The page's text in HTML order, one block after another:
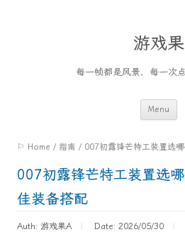
游戏果
每一帧都是风景，每一次
Menu
⚐ Home / 指南 / 007初露锋芒特工装置选
007初露锋芒特工装置选
佳装备搭配
Auth: 游戏果A Date: 2026/05/30